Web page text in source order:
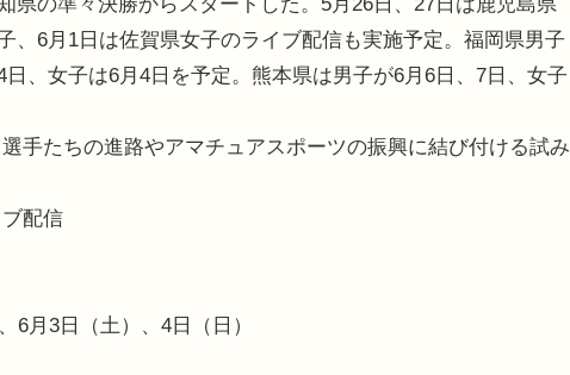
、6月1日は佐賀県女子のライブ配信も実施予定。福岡県男子
、女子は6月4日を予定。熊本県は男子が6月6日、7日、女子
手たちの進路やアマチュアスポーツの振興に結び付ける試み
配信
6月3日（土）、4日（日）